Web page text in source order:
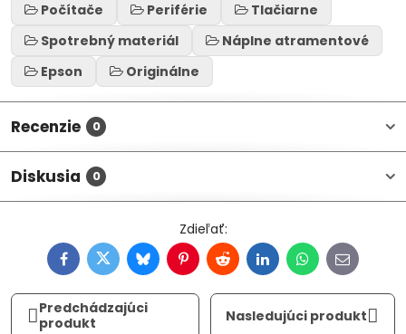
Počítače Periférie
Tlačiarne
Spotrebný materiál
Náplne atramentové
Epson
Originálne
Recenzie 0
Diskusia 0
FacebookTwitterBlueskyPinterestRedditLinkedInWhatsApp
E-
mail
Predchádzajúci
produkt
Nasledujúci produkt